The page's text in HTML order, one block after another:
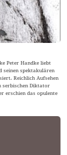
Peter Handke liebt
seinen spektakulären
Reichlich Aufsehen
serbischen Diktator
erschien das opulente